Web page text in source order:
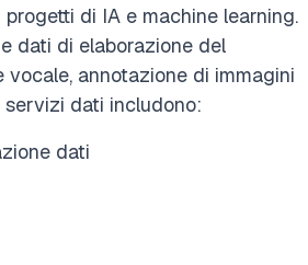
di IA e machine learning.
dati di elaborazione del
vocale, annotazione di immagini
servizi dati includono:
dati